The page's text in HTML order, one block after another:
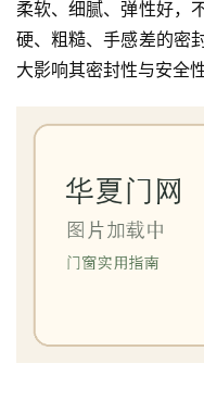
首
柔软、细腻、弹性好，
硬、粗糙、手感差的密
大影响其密封性与安全